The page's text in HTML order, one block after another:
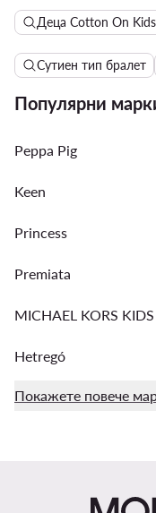
Деца Cotton On Kids
Сутиен тип бралет
Популярни
Peppa Pig
Keen
Princess
Premiata
MICHAEL KORS KIDS
Hetregó
Покажете повече